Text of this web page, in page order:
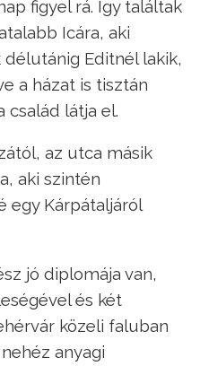
figyel rá. Így találtak
Icára, aki
Editnél lakik,
a házat is tisztán
család látja el.
az utca másik
aki szintén
egy Kárpátaljáról
jó diplomája van,
és két
közeli faluban
anyagi